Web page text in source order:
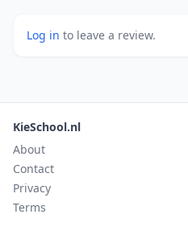
Log in to leave a review.
KieSchool.nl
About
Contact
Privacy
Terms